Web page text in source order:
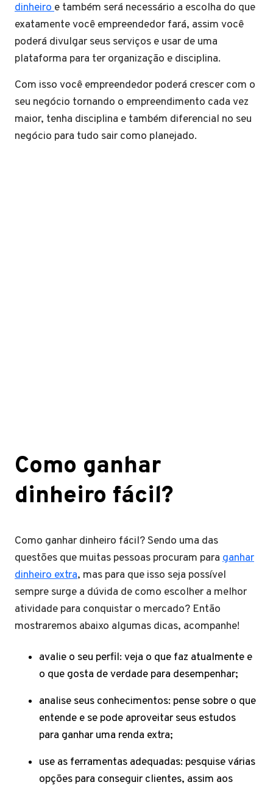
dinheiroe também será necessário a escolha do que
exatamente você empreendedor fará, assim você
poderá divulgar seus serviços e usar de uma
plataforma para ter organização e disciplina.
Com isso você empreendedor poderá crescer com o
seu negócio tornando o empreendimento cada vez
maior, tenha disciplina e também diferencial no seu
negócio para tudo sair como planejado.
Como ganhar
dinheiro fácil?
Como ganhar dinheiro fácil? Sendo uma das
questões que muitas pessoas procuram para ganhar
dinheiro extra, mas para que isso seja possível
sempre surge a dúvida de como escolher a melhor
atividade para conquistar o mercado? Então
mostraremos abaixo algumas dicas, acompanhe!
avalie o seu perfil: veja o que faz atualmente e
o que gosta de verdade para desempenhar;
analise seus conhecimentos: pense sobre o que
entende e se pode aproveitar seus estudos
para ganhar uma renda extra;
use as ferramentas adequadas: pesquise várias
opções para conseguir clientes, assim aos